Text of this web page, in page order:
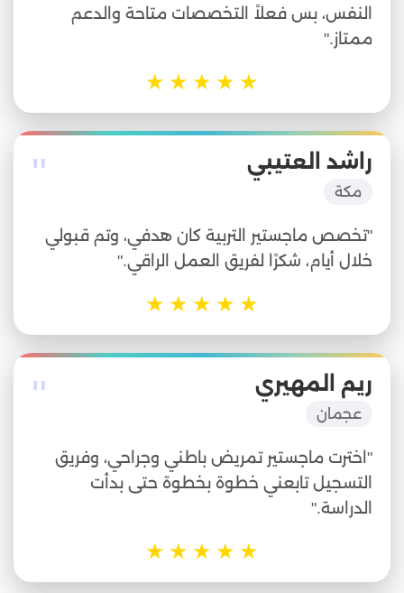
النفس، بس فعلاً التخصصات متاحة والدعم
ممتاز."
★
★
★
★
★
" راشد العتيبي
مكة
"تخصص ماجستير التربية كان هدفي، وتم قبولي
خلال أيام، شكرًا لفريق العمل الراقي."
★
★
★
★
★
" ريم المهيري
عجمان
"اخترت ماجستير تمريض باطني وجراحي، وفريق
التسجيل تابعني خطوة بخطوة حتى بدأت
الدراسة."
★
★
★
★
★